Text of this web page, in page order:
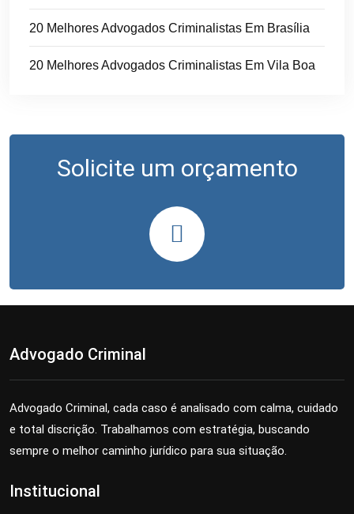
20 Melhores Advogados Criminalistas Em Brasília
20 Melhores Advogados Criminalistas Em Vila Boa
Solicite um orçamento
Advogado Criminal
Advogado Criminal, cada caso é analisado com calma, cuidado
e total discrição. Trabalhamos com estratégia, buscando
sempre o melhor caminho jurídico para sua situação.
Institucional